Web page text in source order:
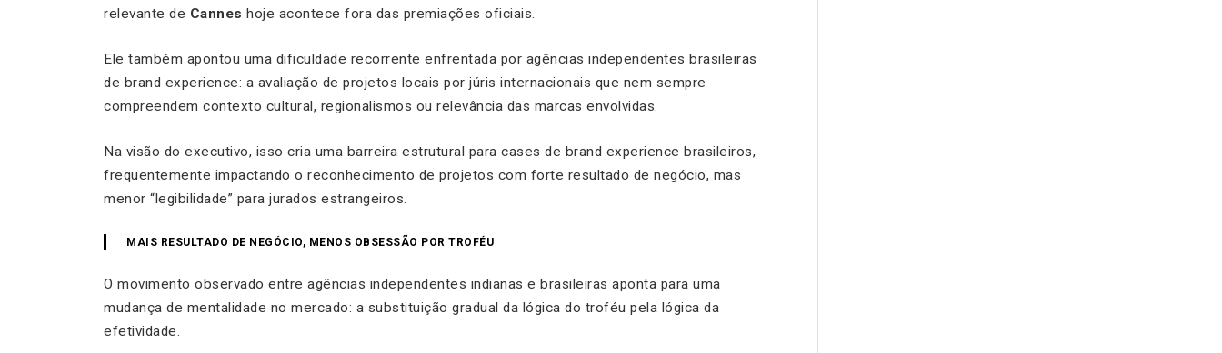
relevante de Cannes hoje acontece fora das premiações oficiais.
Ele também apontou uma dificuldade recorrente enfrentada por agências independentes brasileiras
de brand experience: a avaliação de projetos locais por júris internacionais que nem sempre
compreendem contexto cultural, regionalismos ou relevância das marcas envolvidas.
Na visão do executivo, isso cria uma barreira estrutural para cases de brand experience brasileiros,
frequentemente impactando o reconhecimento de projetos com forte resultado de negócio, mas
menor “legibilidade” para jurados estrangeiros.
MAIS RESULTADO DE NEGÓCIO, MENOS OBSESSÃO POR TROFÉU
O movimento observado entre agências independentes indianas e brasileiras aponta para uma
mudança de mentalidade no mercado: a substituição gradual da lógica do troféu pela lógica da
efetividade.